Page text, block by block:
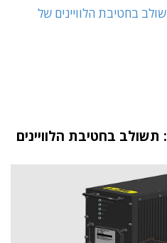
הושלמה עסקת SatixFy: תשולב בחטיבת הלוויינים